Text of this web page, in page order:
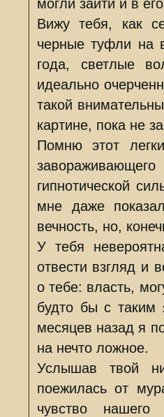
могли зайти и в
Вижу тебя, как
черные туфли на
года, светлые
идеально
такой
картине, пока не
Помню этот
гипнотической
мне даже
вечность, но,
У тебя
отвести взгляд и
о тебе: власть,
будто бы с таким
месяцев назад я
на нечто ложное.
Услышав твой
поежилась от
чувство нашего